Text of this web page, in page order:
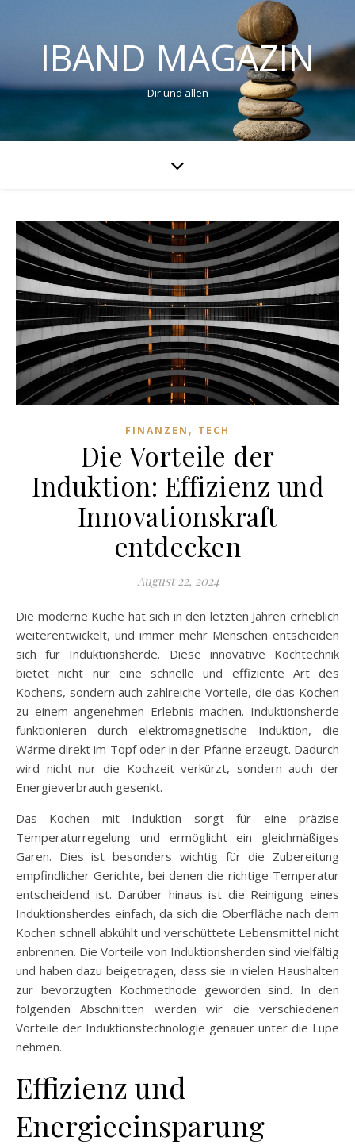
IBAND MAGAZIN
Dir und allen
FINANZEN , TECH
Die Vorteile der
Induktion: Effizienz und
Innovationskraft
entdecken
August 22, 2024
Die moderne Küche hat sich in den letzten Jahren erheblich
weiterentwickelt, und immer mehr Menschen entscheiden
sich für Induktionsherde. Diese innovative Kochtechnik
bietet nicht nur eine schnelle und effiziente Art des
Kochens, sondern auch zahlreiche Vorteile, die das Kochen
zu einem angenehmen Erlebnis machen. Induktionsherde
funktionieren durch elektromagnetische Induktion, die
Wärme direkt im Topf oder in der Pfanne erzeugt. Dadurch
wird nicht nur die Kochzeit verkürzt, sondern auch der
Energieverbrauch gesenkt.
Das Kochen mit Induktion sorgt für eine präzise
Temperaturregelung und ermöglicht ein gleichmäßiges
Garen. Dies ist besonders wichtig für die Zubereitung
empfindlicher Gerichte, bei denen die richtige Temperatur
entscheidend ist. Darüber hinaus ist die Reinigung eines
Induktionsherdes einfach, da sich die Oberfläche nach dem
Kochen schnell abkühlt und verschüttete Lebensmittel nicht
anbrennen. Die Vorteile von Induktionsherden sind vielfältig
und haben dazu beigetragen, dass sie in vielen Haushalten
zur bevorzugten Kochmethode geworden sind. In den
folgenden Abschnitten werden wir die verschiedenen
Vorteile der Induktionstechnologie genauer unter die Lupe
nehmen.
Effizienz und
Energieeinsparung